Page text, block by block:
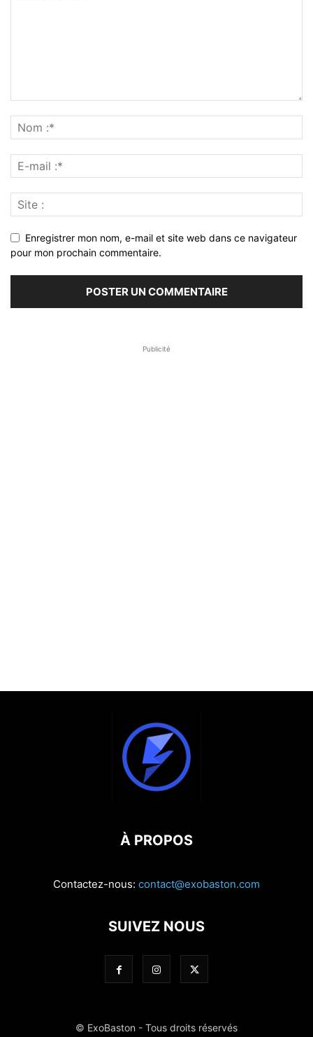
Enregistrer mon nom, e-mail et site web dans ce navigateur
pour mon prochain commentaire.
Publicité
À PROPOS
Contactez-nous: contact@exobaston.com
SUIVEZ NOUS
© ExoBaston - Tous droits réservés